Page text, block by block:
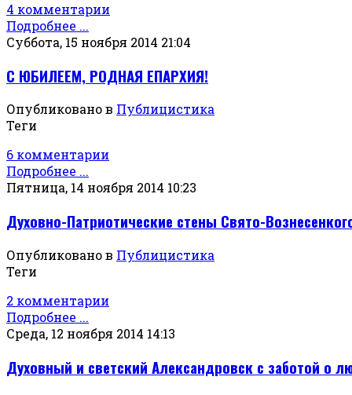
4 комментарии
Подробнее ...
Суббота, 15 ноября 2014 21:04
С ЮБИЛЕЕМ, РОДНАЯ ЕПАРХИЯ!
Опубликовано в Публицистика
Теги
6 комментарии
Подробнее ...
Пятница, 14 ноября 2014 10:23
Духовно-Патриотические стены Свято-
Опубликовано в Публицистика
Теги
2 комментарии
Подробнее ...
Среда, 12 ноября 2014 14:13
Духовный и светский Александровск с заботой о